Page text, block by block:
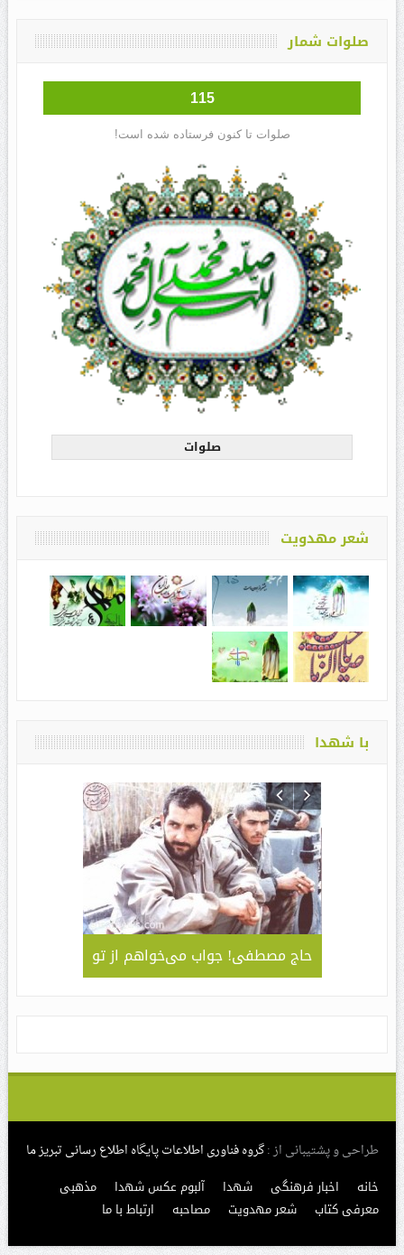
صلوات شمار
115
صلوات تا کنون فرستاده شده است!
صلوات
شعر مهدویت
با شهدا
جلوه
سبک و
حاج مصطفی! جواب می‌خواهم از تو
– کاربردی
مهدی ” /
مراسم
طراحی و پشتیبانی از :گروه فناوری اطلاعات پایگاه اطلاع رسانی تبریز ما
خانه
اخبار فرهنگی شهدا آلبوم عکس شهدا
مذهبی
معرفی کتاب
شعر مهدویت مصاحبه ارتباط با ما